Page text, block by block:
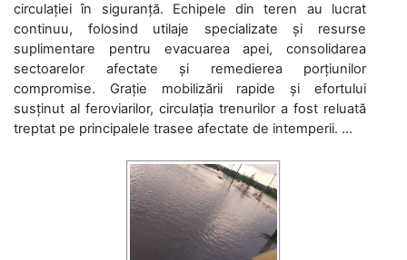
circulației în siguranță. Echipele din teren au lucrat
continuu, folosind utilaje specializate și resurse
suplimentare pentru evacuarea apei, consolidarea
sectoarelor afectate și remedierea porțiunilor
compromise. Grație mobilizării rapide și efortului
susținut al feroviarilor, circulația trenurilor a fost reluată
treptat pe principalele trasee afectate de intemperii. ...